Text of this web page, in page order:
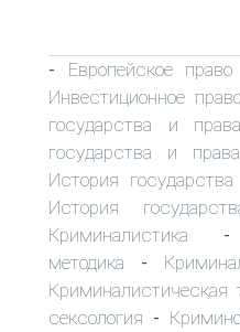
- Европейское право
Инвестиционное
государства и
государства и
История
История
Криминалистика
методика -
Криминалистическая
сексология -